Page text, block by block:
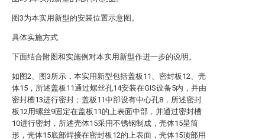
图3为本实用新型的安装位置示意图。
具体实施方式
下面结合附图和实施例对本实用新型作进一步的说明。
如图2、图3所示，本实用新型包括盖板11、密封板12、壳
体15，所述盖板11通过螺丝孔14安装在GIS设备5内，并由
密封槽13进行密封；盖板11中部设有中心孔8，所述密封
板12用螺丝9固定在盖板11的上表面中部，并通过密封槽
10进行密封，所述壳体15采用不锈钢制成，壳体15呈筒
形，壳体15底部焊接在密封板12的上表面，壳体15顶部用